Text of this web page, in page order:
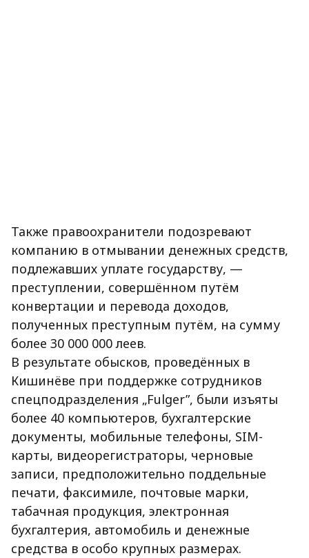
Также правоохранители подозревают
компанию в отмывании денежных средств,
подлежавших уплате государству, —
преступлении, совершённом путём
конвертации и перевода доходов,
полученных преступным путём, на сумму
более 30 000 000 леев.
В результате обысков, проведённых в
Кишинёве при поддержке сотрудников
спецподразделения „Fulger”, были изъяты
более 40 компьютеров, бухгалтерские
документы, мобильные телефоны, SIM-
карты, видеорегистраторы, черновые
записи, предположительно поддельные
печати, факсимиле, почтовые марки,
табачная продукция, электронная
бухгалтерия, автомобиль и денежные
средства в особо крупных размерах.